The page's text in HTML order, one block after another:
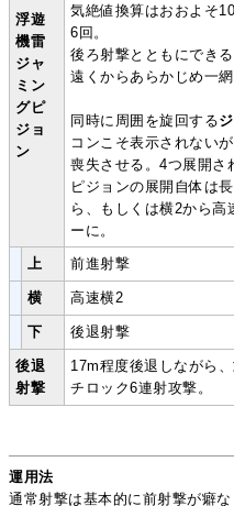
浮遊
機雷
ジャ
ミン
グピ
ジョ
ン
気絶値換算はおおよそ
6回。
後ろ射撃とともにでき
遠くからあらかじめ一網
同時に周囲を旋回する
コンこそ表示されない
喪失させる。4つ展開さ
ピジョンの展開自体は
ら、もしくは横2から
ーに。
上 前進射撃
横 高速横2
下 後退射撃
後退
射撃
17m程度後退しながら、
チロック6連射攻撃。
運用法
通常射撃は基本的に前射撃が癖な